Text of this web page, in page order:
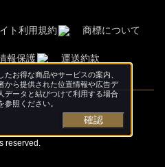
ト利用規約 商標について
報保護 運送約款
reserved.
お得な商品やサービスの案内、
から提供された位置情報や広告デ
データと結びつけて利用する場合
参照ください。
確認